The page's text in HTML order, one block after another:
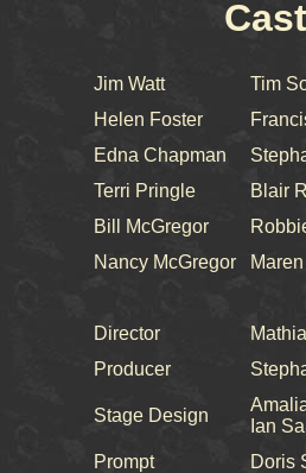
Cast
Jim Watt
Tim
Helen Foster
Edna Chapman
Terri Pringle
Blair
Bill McGregor
Nancy McGregor
Director
Producer
Stage Design
Ian
Prompt
Doris